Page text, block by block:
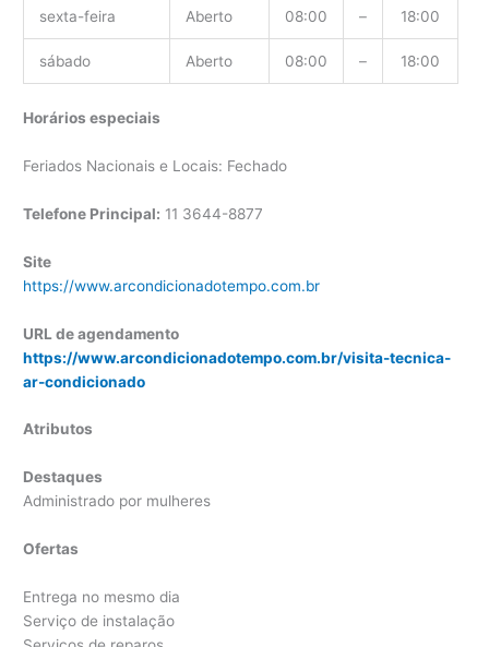
sexta-feira Aberto 08:00 – 18:00
sábado Aberto 08:00 – 18:00
Horários especiais
Feriados Nacionais e Locais: Fechado
Telefone Principal: 11 3644-8877
Site
https://www.arcondicionadotempo.com.br
URL de agendamento
https://www.arcondicionadotempo.com.br/visita-tecnica-
ar-condicionado
Atributos
Destaques
Administrado por mulheres
Ofertas
Entrega no mesmo dia
Serviço de instalação